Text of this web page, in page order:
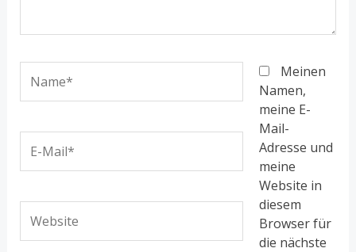
Mail*
Meinen
Namen,
meine E-
Mail-
Adresse und
meine
Website in
diesem
Browser für
die nächste